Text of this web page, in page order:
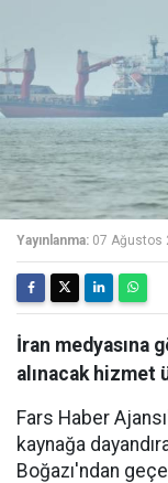
Yayınlanma: 07 Ağustos
İran medyasına
alınacak hizmet
Fars Haber
kaynağa
Boğazı'ndan